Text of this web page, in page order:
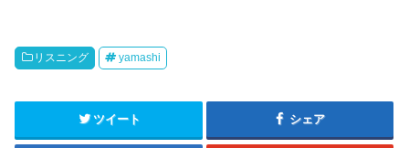
リスニング yamashi
ツイート シェア